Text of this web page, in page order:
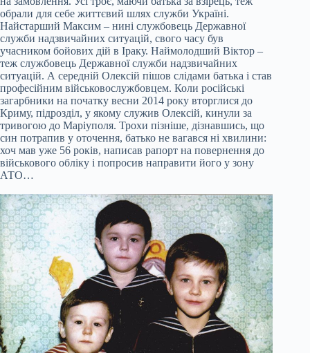
обрали для себе життєвий шлях служби Україні.
Найстарший Максим – нині службовець Державної
служби надзвичайних ситуацій, свого часу був
учасником бойових дій в Іраку. Наймолодший Віктор –
теж службовець Державної служби надзвичайних
ситуацій. А середній Олексій пішов слідами батька і став
професійним військовослужбовцем. Коли російські
загарбники на початку весни 2014 року вторглися до
Криму, підрозділ, у якому служив Олексій, кинули за
тривогою до Маріуполя. Трохи пізніше, дізнавшись, що
син потрапив у оточення, батько не вагався ні хвилини:
хоч мав уже 56 років, написав рапорт на повернення до
військового обліку і попросив направити його у зону
АТО…